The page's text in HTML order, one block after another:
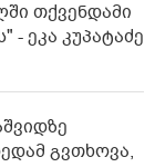
თქვენ­და­მი
- ეკა კუპატაძე
გვთხოვა,